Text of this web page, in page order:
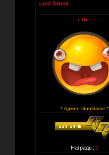
Lost Ghost
* Админ GunGame *
Награды: 2